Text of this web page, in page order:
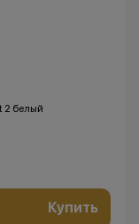
Купить